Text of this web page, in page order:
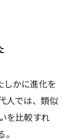
しかに進化を
人では、類似
を比較すれ